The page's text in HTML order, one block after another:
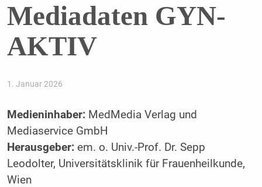
Mediadaten GYN-
AKTIV
1. Januar 2026
Medieninhaber:MedMedia Verlag und
Mediaservice GmbH
Herausgeber:em. o. Univ.-Prof. Dr. Sepp
Leodolter, Universitätsklinik für Frauenheilkunde,
Wien